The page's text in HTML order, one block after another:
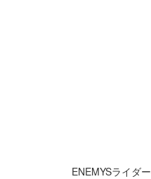
ENEMYSライダ